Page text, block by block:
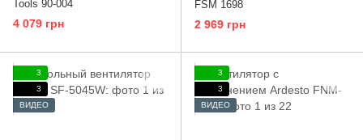
Tools 90-004
4 079 грн
FSM 1698
2 969 грн
3
3
ВИДЕО
3
3
ВИДЕО